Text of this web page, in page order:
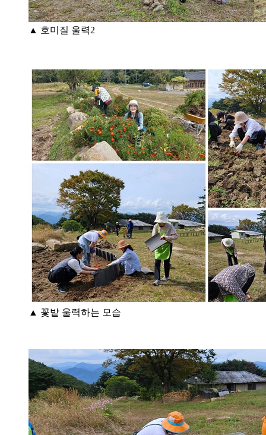
▲ 호미질 울력2
▲ 꽃밭 울력하는 모습